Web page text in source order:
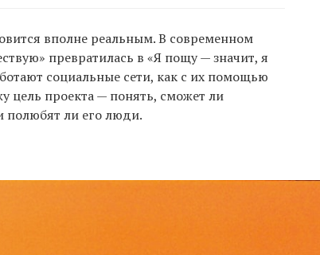
вполне реальным. В современном
превратилась в «Я пощу — значит, я
социальные сети, как с их помощью
цель проекта — понять, сможет ли
ли его люди.